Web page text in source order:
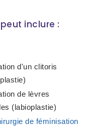
inclure :
d'un clitoris
de lèvres
(labioplastie)
de féminisation